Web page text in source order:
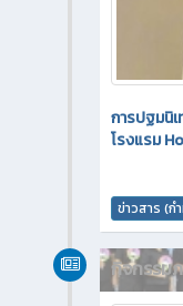
การปฐมนิ
โรงแรม
ข่าวสาร (ก
กิจกรรม